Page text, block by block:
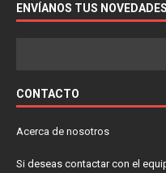
ENVÍANOS TUS NOVEDADES
CONTACTO
Acerca de nosotros
Si deseas contactar con el